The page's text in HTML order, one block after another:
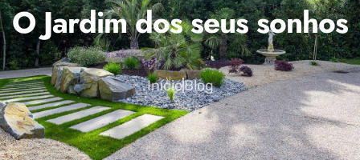
O Jardim dos seus sonhos
InícioBlog